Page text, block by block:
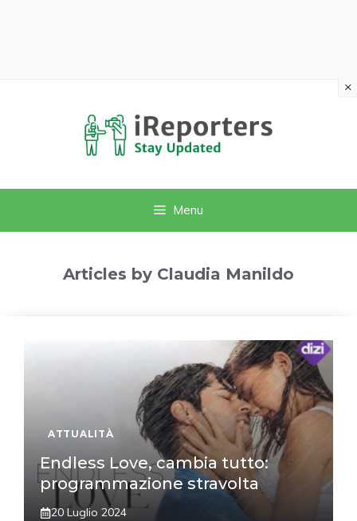
Menu
Articles by Claudia Manildo
ATTUALITÀ
Endless Love, cambia tutto:
programmazione stravolta
20 Luglio 2024
×